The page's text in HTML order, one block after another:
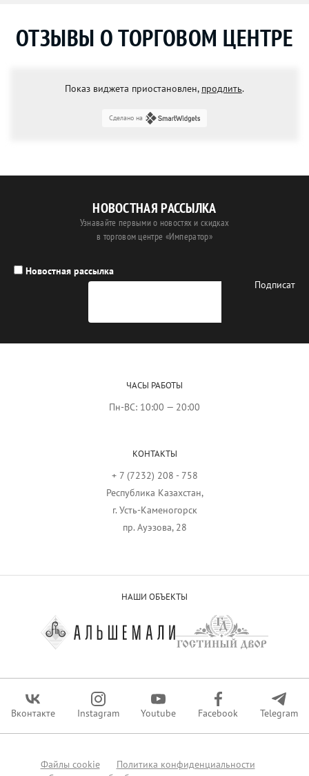
ОТЗЫВЫ О ТОРГОВОМ ЦЕНТРЕ
Показ виджета приостановлен, продлить.
Сделано на
НОВОСТНАЯ РАССЫЛКА
Узнавайте первыми о новостях и скидках
в торговом центре «Император»
Новостная рассылка
ЧАСЫ РАБОТЫ
Пн-ВС: 10:00 — 20:00
КОНТАКТЫ
+ 7 (7232) 208 - 758
Республика Казахстан,
г. Усть-Каменогорск
пр. Ауэзова, 28
Вконтакте Instagram Youtube Facebook Telegram
НАШИ ОБЪЕКТЫ
Файлы сookie
Политика конфиденциальности